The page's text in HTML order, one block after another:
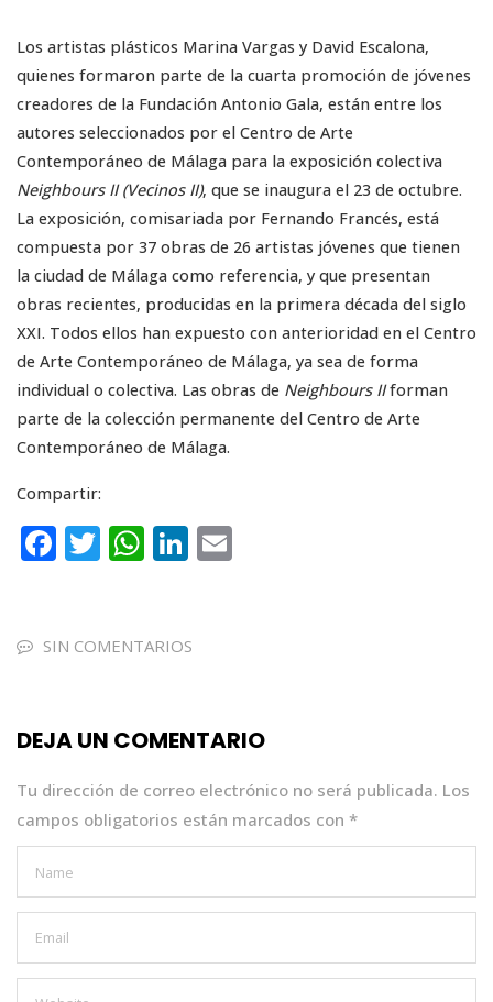
Los artistas plásticos Marina Vargas y David Escalona,
quienes formaron parte de la cuarta promoción de jóvenes
creadores de la Fundación Antonio Gala, están entre los
autores seleccionados por el Centro de Arte
Contemporáneo de Málaga para la exposición colectiva
Neighbours II (Vecinos II), que se inaugura el 23 de octubre.
La exposición, comisariada por Fernando Francés, está
compuesta por 37 obras de 26 artistas jóvenes que tienen
la ciudad de Málaga como referencia, y que presentan
obras recientes, producidas en la primera década del siglo
XXI. Todos ellos han expuesto con anterioridad en el Centro
de Arte Contemporáneo de Málaga, ya sea de forma
individual o colectiva. Las obras de Neighbours IIforman
parte de la colección permanente del Centro de Arte
Contemporáneo de Málaga.
Compartir:
F
e
o
k
T
te
W
ts
p
Li
e
SIN COMENTARIOS
DEJA UN COMENTARIO
Tu dirección de correo electrónico no será publicada. Los
campos obligatorios están marcados con *